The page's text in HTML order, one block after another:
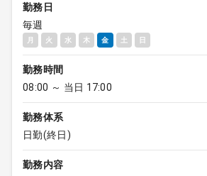
勤務日
毎週
月 火 水 木 金 土 日
勤務時間
08:00 ～ 当日 17:00
勤務体系
日勤(終日)
勤務内容